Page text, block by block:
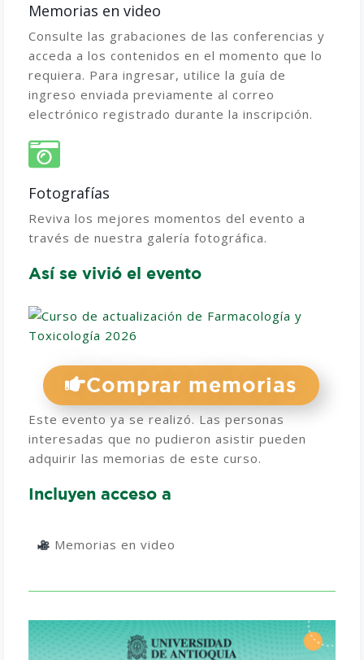
Memorias en video
Consulte las grabaciones de las conferencias y
acceda a los contenidos en el momento que lo
requiera. Para ingresar, utilice la guía de
ingreso enviada previamente al correo
electrónico registrado durante la inscripción.
Fotografías
Reviva los mejores momentos del evento a
través de nuestra galería fotográfica.
Así se vivió el evento
Comprar memorias
Este evento ya se realizó. Las personas
interesadas que no pudieron asistir pueden
adquirir las memorias de este curso.
Incluyen acceso a
Memorias en video